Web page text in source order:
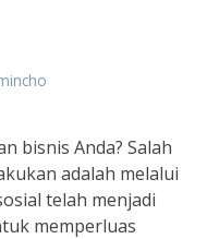
bisnis Anda? Salah
adalah melalui
telah menjadi
memperluas